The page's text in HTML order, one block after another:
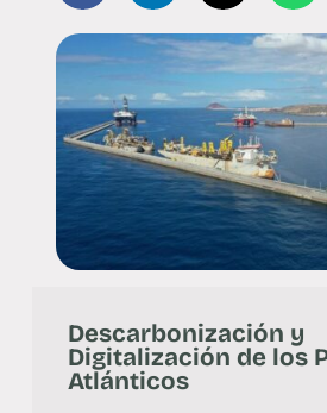
Descarbonización y
Digitalización de los
Atlánticos